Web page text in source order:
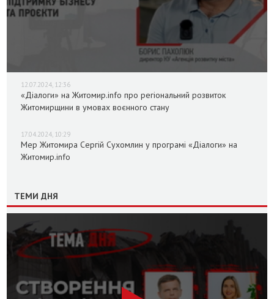
12.07.2024, 12:36
«Діалоги» на Житомир.info про регіональний розвиток
Житомирщини в умовах воєнного стану
17.04.2024, 10:29
Мер Житомира Сергій Сухомлин у програмі «Діалоги» на
Житомир.info
ТЕМИ ДНЯ